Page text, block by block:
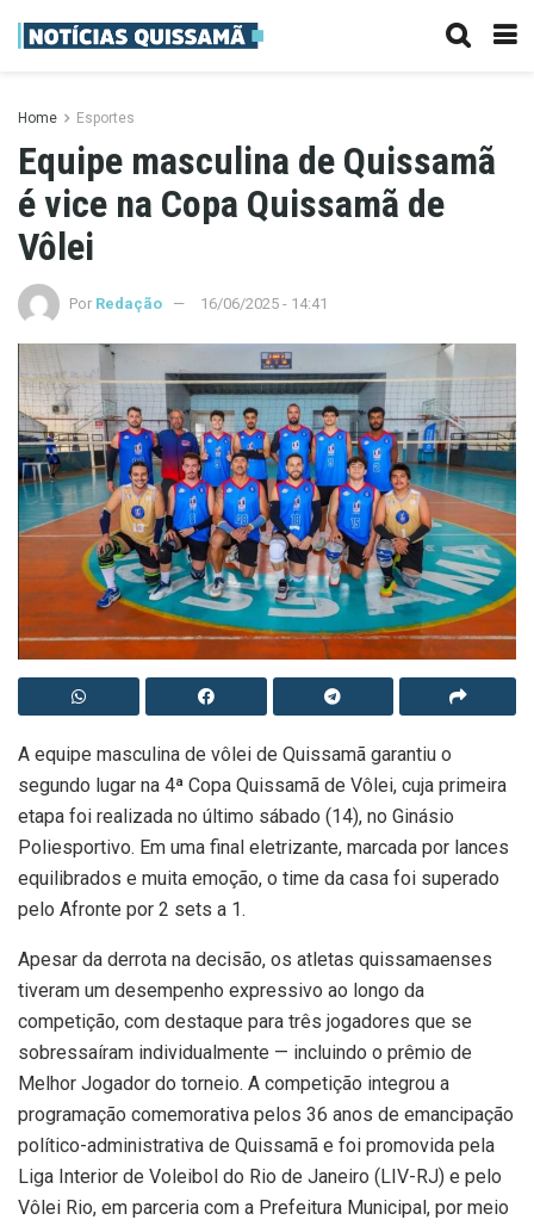
Home Esportes
Equipe masculina de Quissamã
é vice na Copa Quissamã de
Vôlei
Por Redação 16/06/2025 - 14:41
A equipe masculina de vôlei de Quissamã garantiu o
segundo lugar na 4ª Copa Quissamã de Vôlei, cuja primeira
etapa foi realizada no último sábado (14), no Ginásio
Poliesportivo. Em uma final eletrizante, marcada por lances
equilibrados e muita emoção, o time da casa foi superado
pelo Afronte por 2 sets a 1.
Apesar da derrota na decisão, os atletas quissamaenses
tiveram um desempenho expressivo ao longo da
competição, com destaque para três jogadores que se
sobressaíram individualmente — incluindo o prêmio de
Melhor Jogador do torneio. A competição integrou a
programação comemorativa pelos 36 anos de emancipação
político-administrativa de Quissamã e foi promovida pela
Liga Interior de Voleibol do Rio de Janeiro (LIV-RJ) e pelo
Vôlei Rio, em parceria com a Prefeitura Municipal, por meio